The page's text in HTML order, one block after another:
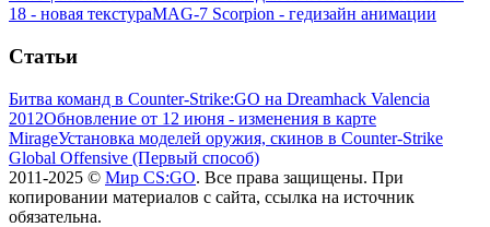
18 - новая текстураMAG-7 Scorpion - гедизайн анимации
Статьи
Битва команд в Counter-Strike:GO на Dreamhack Valencia
2012Обновление от 12 июня - изменения в карте
MirageУстановка моделей оружия, скинов в Counter-Strike
Global Offensive (Первый способ)
2011-2025 © Мир CS:GO. Все права защищены. При
копировании материалов с сайта, ссылка на источник
обязательна.